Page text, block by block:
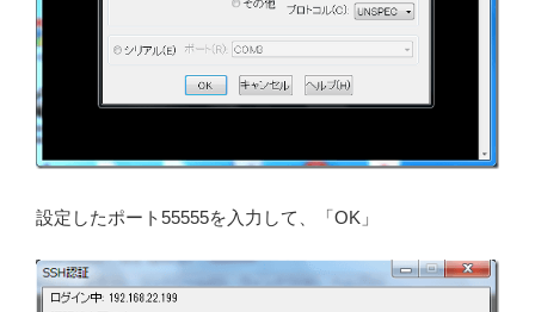
設定したポート55555を入力して、「OK」